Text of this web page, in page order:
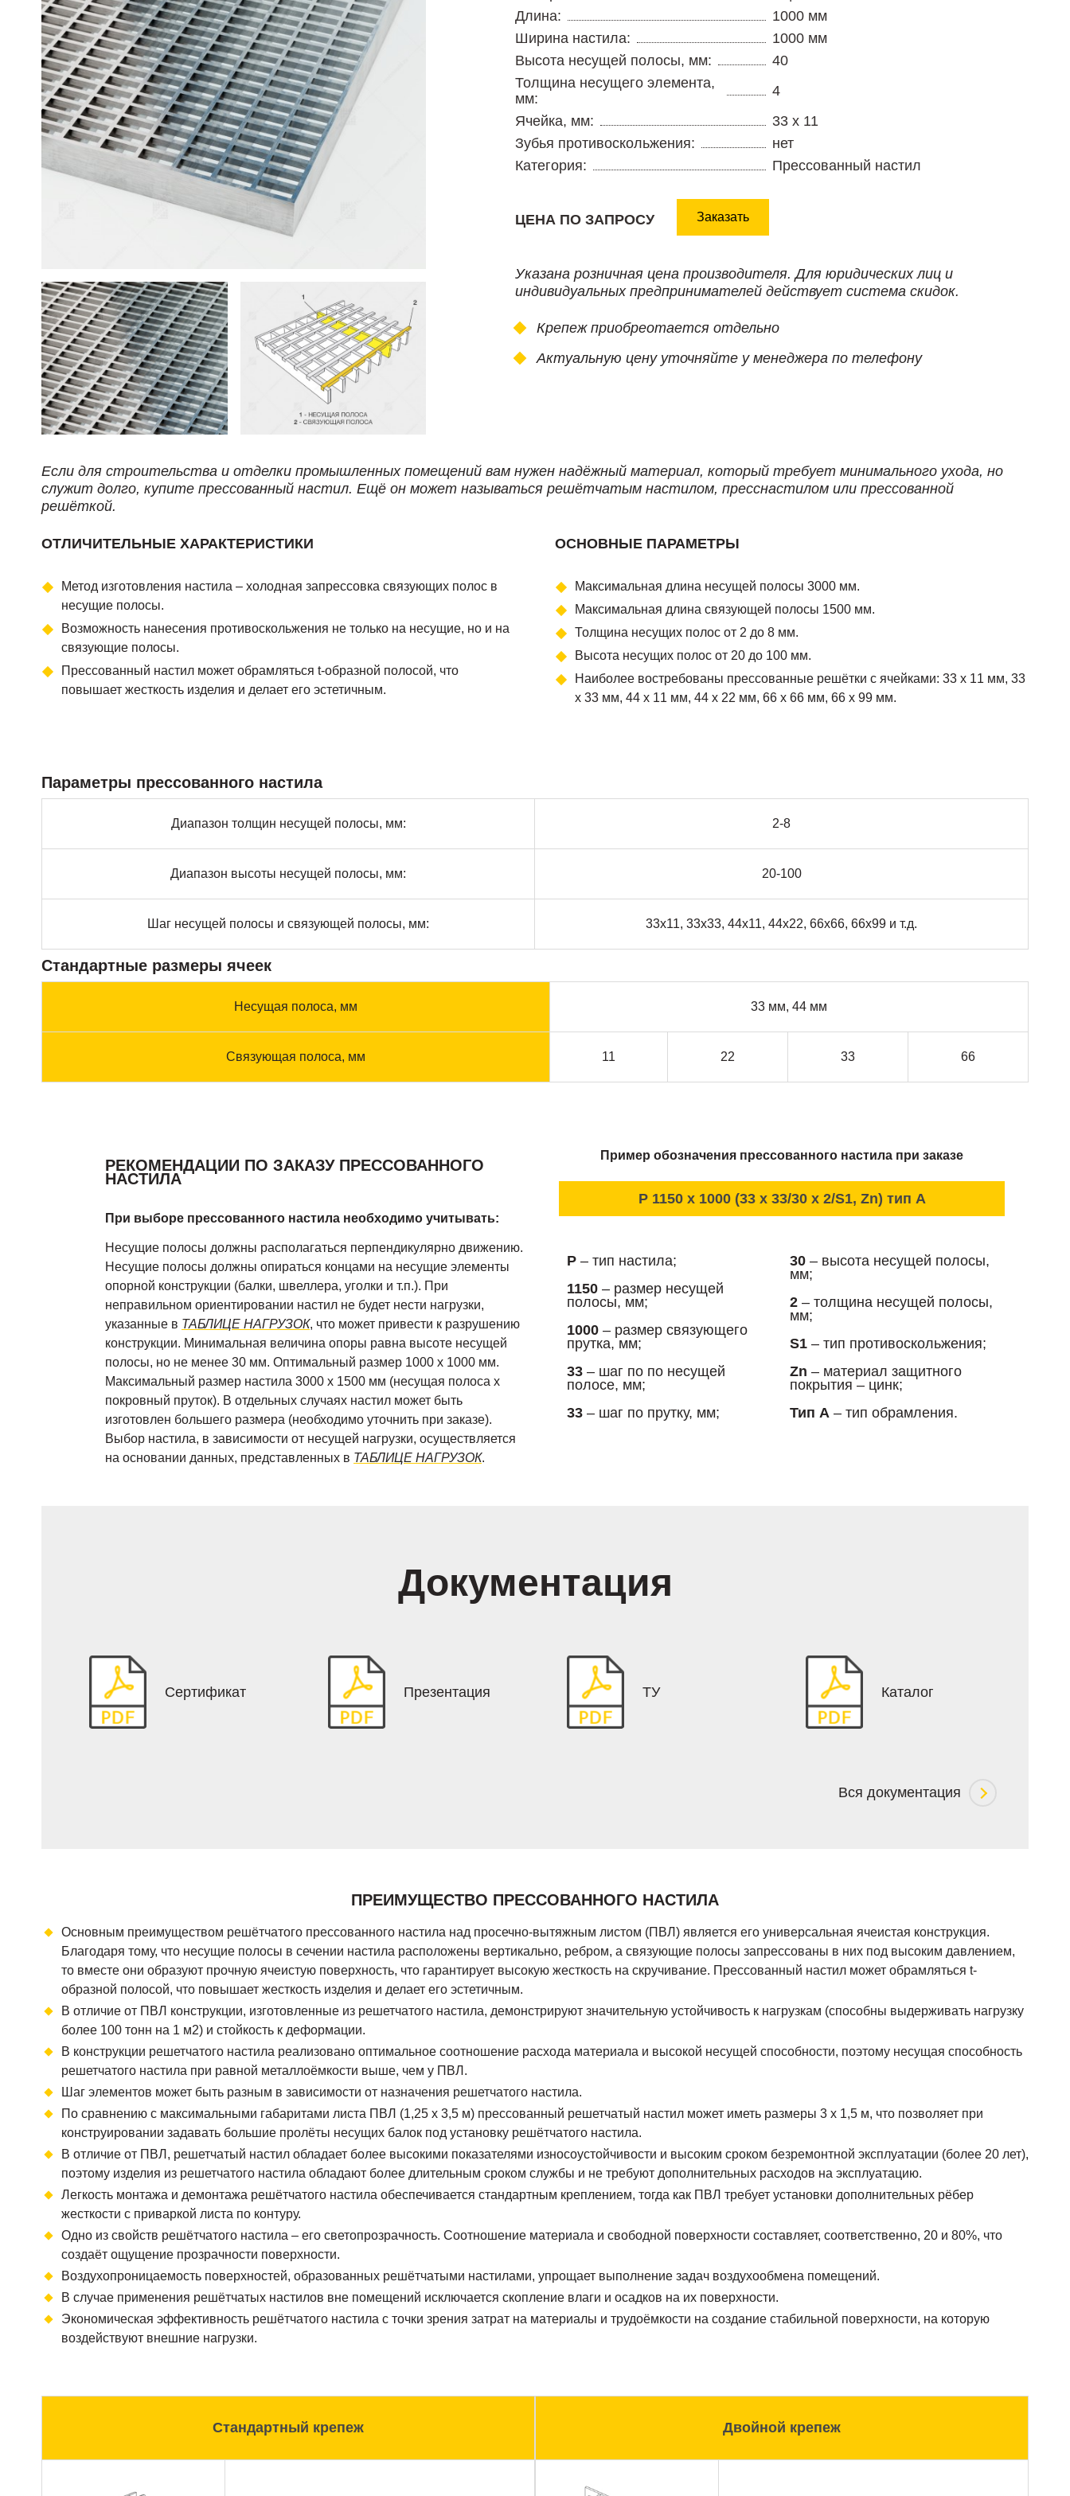
Длина:
1000 мм
Ширина настила:
1000 мм
Высота несущей полосы, мм:
40
Толщина несущего элемента,
мм:
4
Ячейка, мм:
33 х 11
Зубья противоскольжения:
нет
Категория:
Прессованный настил
ЦЕНА ПО ЗАПРОСУ Заказать
Указана розничная цена производителя. Для юридических лиц и
индивидуальных предпринимателей действует система скидок.
Крепеж приобреотается отдельно
Актуальную цену уточняйте у менеджера по телефону
Если для строительства и отделки промышленных помещений вам нужен надёжный материал, который требует минимального ухода, но
служит долго, купите прессованный настил. Ещё он может называться решётчатым настилом, пресснастилом или прессованной
решёткой.
ОТЛИЧИТЕЛЬНЫЕ ХАРАКТЕРИСТИКИ
Метод изготовления настила – холодная запрессовка связующих полос в
несущие полосы.
Возможность нанесения противоскольжения не только на несущие, но и на
связующие полосы.
Прессованный настил может обрамляться t-образной полосой, что
повышает жесткость изделия и делает его эстетичным.
ОСНОВНЫЕ ПАРАМЕТРЫ
Максимальная длина несущей полосы 3000 мм.
Максимальная длина связующей полосы 1500 мм.
Толщина несущих полос от 2 до 8 мм.
Высота несущих полос от 20 до 100 мм.
Наиболее востребованы прессованные решётки с ячейками: 33 х 11 мм, 33
х 33 мм, 44 х 11 мм, 44 х 22 мм, 66 х 66 мм, 66 х 99 мм.
Параметры прессованного настила
Диапазон толщин несущей полосы, мм: 2-8
Диапазон высоты несущей полосы, мм: 20-100
Шаг несущей полосы и связующей полосы, мм: 33х11, 33х33, 44х11, 44х22, 66х66, 66х99 и т.д.
Стандартные размеры ячеек
Несущая полоса, мм 33 мм, 44 мм
Связующая полоса, мм 11 22 33 66
РЕКОМЕНДАЦИИ ПО ЗАКАЗУ ПРЕССОВАННОГО
НАСТИЛА
При выборе прессованного настила необходимо учитывать:
Несущие полосы должны располагаться перпендикулярно движению.
Несущие полосы должны опираться концами на несущие элементы
опорной конструкции (балки, швеллера, уголки и т.п.). При
неправильном ориентировании настил не будет нести нагрузки,
указанные в ТАБЛИЦЕ НАГРУЗОК, что может привести к разрушению
конструкции. Минимальная величина опоры равна высоте несущей
полосы, но не менее 30 мм. Оптимальный размер 1000 х 1000 мм.
Максимальный размер настила 3000 х 1500 мм (несущая полоса х
покровный пруток). В отдельных случаях настил может быть
изготовлен большего размера (необходимо уточнить при заказе).
Выбор настила, в зависимости от несущей нагрузки, осуществляется
на основании данных, представленных в ТАБЛИЦЕ НАГРУЗОК.
Пример обозначения прессованного настила при заказе
P 1150 x 1000 (33 x 33/30 x 2/S1, Zn) тип А
P – тип настила;
1150 – размер несущей
полосы, мм;
1000 – размер связующего
прутка, мм;
33 – шаг по по несущей
полосе, мм;
33 – шаг по прутку, мм;
30 – высота несущей полосы,
мм;
2 – толщина несущей полосы,
мм;
S1 – тип противоскольжения;
Zn – материал защитного
покрытия – цинк;
Тип А – тип обрамления.
Документация
Сертификат Презентация ТУ Каталог
Вся документация
ПРЕИМУЩЕСТВО ПРЕССОВАННОГО НАСТИЛА
Основным преимуществом решётчатого прессованного настила над просечно-вытяжным листом (ПВЛ) является его универсальная ячеистая конструкция.
Благодаря тому, что несущие полосы в сечении настила расположены вертикально, ребром, а связующие полосы запрессованы в них под высоким давлением,
то вместе они образуют прочную ячеистую поверхность, что гарантирует высокую жесткость на скручивание. Прессованный настил может обрамляться t-
образной полосой, что повышает жесткость изделия и делает его эстетичным.
В отличие от ПВЛ конструкции, изготовленные из решетчатого настила, демонстрируют значительную устойчивость к нагрузкам (способны выдерживать нагрузку
более 100 тонн на 1 м2) и стойкость к деформации.
В конструкции решетчатого настила реализовано оптимальное соотношение расхода материала и высокой несущей способности, поэтому несущая способность
решетчатого настила при равной металлоёмкости выше, чем у ПВЛ.
Шаг элементов может быть разным в зависимости от назначения решетчатого настила.
По сравнению с максимальными габаритами листа ПВЛ (1,25 х 3,5 м) прессованный решетчатый настил может иметь размеры 3 х 1,5 м, что позволяет при
конструировании задавать большие пролёты несущих балок под установку решётчатого настила.
В отличие от ПВЛ, решетчатый настил обладает более высокими показателями износоустойчивости и высоким сроком безремонтной эксплуатации (более 20 лет),
поэтому изделия из решетчатого настила обладают более длительным сроком службы и не требуют дополнительных расходов на эксплуатацию.
Легкость монтажа и демонтажа решётчатого настила обеспечивается стандартным креплением, тогда как ПВЛ требует установки дополнительных рёбер
жесткости с приваркой листа по контуру.
Одно из свойств решётчатого настила – его светопрозрачность. Соотношение материала и свободной поверхности составляет, соответственно, 20 и 80%, что
создаёт ощущение прозрачности поверхности.
Воздухопроницаемость поверхностей, образованных решётчатыми настилами, упрощает выполнение задач воздухообмена помещений.
В случае применения решётчатых настилов вне помещений исключается скопление влаги и осадков на их поверхности.
Экономическая эффективность решётчатого настила с точки зрения затрат на материалы и трудоёмкости на создание стабильной поверхности, на которую
воздействуют внешние нагрузки.
Стандартный крепеж Двойной крепеж